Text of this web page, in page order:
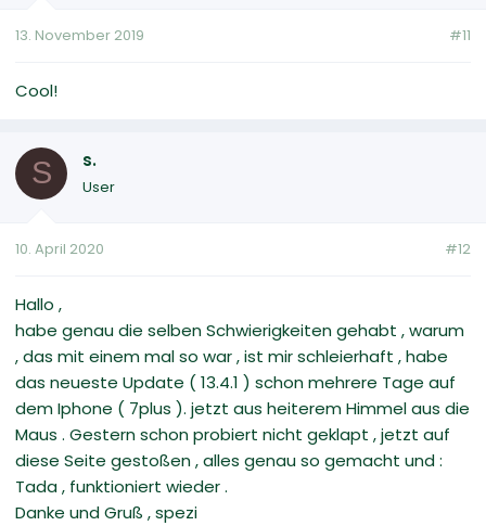
13. November 2019 #11
Cool!
S s.
User
10. April 2020 #12
Hallo ,
habe genau die selben Schwierigkeiten gehabt , warum
, das mit einem mal so war , ist mir schleierhaft , habe
das neueste Update ( 13.4.1 ) schon mehrere Tage auf
dem Iphone ( 7plus ). jetzt aus heiterem Himmel aus die
Maus . Gestern schon probiert nicht geklapt , jetzt auf
diese Seite gestoßen , alles genau so gemacht und :
Tada , funktioniert wieder .
Danke und Gruß , spezi